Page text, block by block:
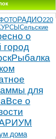
РАДИО220
Сельские
о
город
Рыбалка
для
Все о
дома